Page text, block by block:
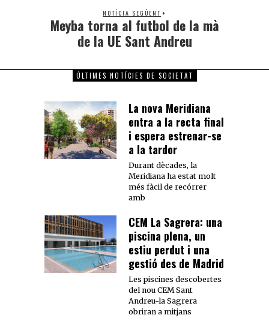
NOTÍCIA SEGÜENT
Meyba torna al futbol de la mà
de la UE Sant Andreu
ÚLTIMES NOTÍCIES DE SOCIETAT
La nova Meridiana
entra a la recta final
i espera estrenar-se
a la tardor
Durant dècades, la
Meridiana ha estat molt
més fàcil de recórrer
amb
CEM La Sagrera: una
piscina plena, un
estiu perdut i una
gestió des de Madrid
Les piscines descobertes
del nou CEM Sant
Andreu-la Sagrera
obriran a mitjans